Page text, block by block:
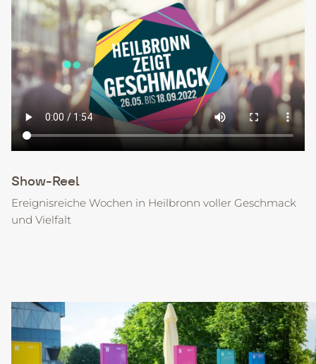
Show-Reel
Ereignisreiche Wochen in Heilbronn voller Geschmack
und Vielfalt